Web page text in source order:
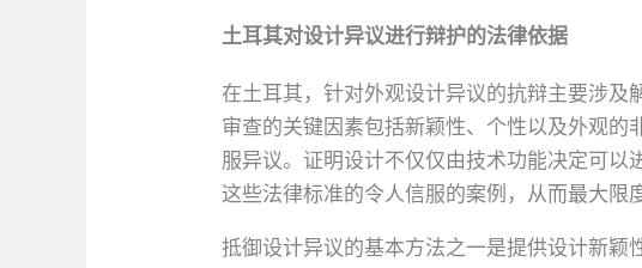
土耳其对设计异议进行辩护的法律依据
在土耳其，针对外观设计异议的抗辩主要涉及
审查的关键因素包括新颖性、个性以及外观
服异议。证明设计不仅仅由技术功能决定可
这些法律标准的令人信服的案例，从而最大限
抵御设计异议的基本方法之一是提供设计新